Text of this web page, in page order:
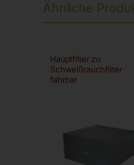
Ähnliche
Hauptfilter zu
Schweißrauchfilter
fahrbar